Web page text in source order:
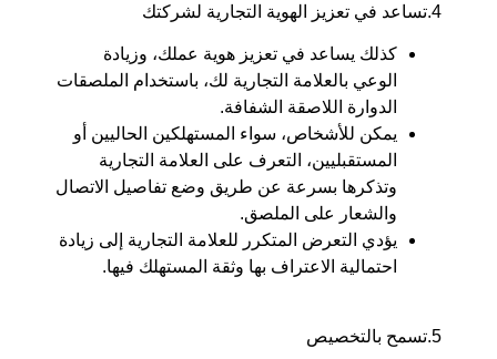
4.تساعد في تعزيز الهوية التجارية لشركتك
كذلك يساعد في تعزيز هوية عملك، وزيادة
الوعي بالعلامة التجارية لك، باستخدام الملصقات
الدوارة اللاصقة الشفافة.
يمكن للأشخاص، سواء المستهلكين الحاليين أو
المستقبليين، التعرف على العلامة التجارية
وتذكرها بسرعة عن طريق وضع تفاصيل الاتصال
والشعار على الملصق.
يؤدي التعرض المتكرر للعلامة التجارية إلى زيادة
احتمالية الاعتراف بها وثقة المستهلك فيها.
5.تسمح بالتخصيص